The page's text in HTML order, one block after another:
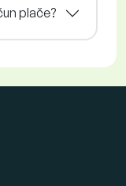
plače?